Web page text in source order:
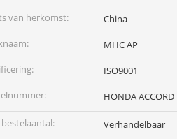
van herkomst:
China
MHC AP
ISO9001
HONDA ACCORD
Verhandelbaar